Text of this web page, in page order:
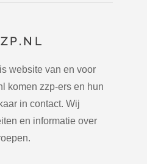
website van en voor
komen zzp-ers en hun
in contact. Wij
en informatie over